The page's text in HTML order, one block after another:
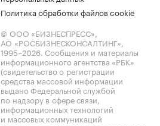
Политика обработки файлов cookie
© ООО «БИЗНЕСПРЕСС»,
АО «РОСБИЗНЕСКОНСАЛТИНГ»,
1995–2026. Сообщения и материалы
информационного агентства «РБК»
(свидетельство о регистрации
средства массовой информации
выдано Федеральной службой
по надзору в сфере связи,
информационных технологий
и массовых коммуникаций